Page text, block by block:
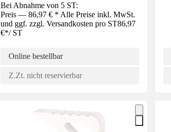
Bei Abnahme von 5 ST:
Preis — 86,97 € * Alle Preise inkl. MwSt.
und ggf. zzgl. Versandkosten pro ST86,97
€*/ ST
Online bestellbar
Z.Zt. nicht reservierbar